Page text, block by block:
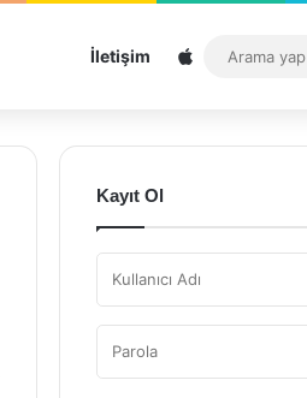
İletişim Sitemap
Kayıt Ol